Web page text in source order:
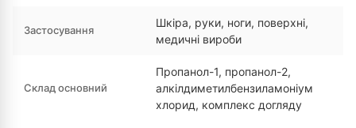
Застосування
Шкіра, руки, ноги, поверхні,
медичні вироби
Склад основний
Пропанол-1, пропанол-2,
алкілдиметилбензиламоніум
хлорид, комплекс догляду